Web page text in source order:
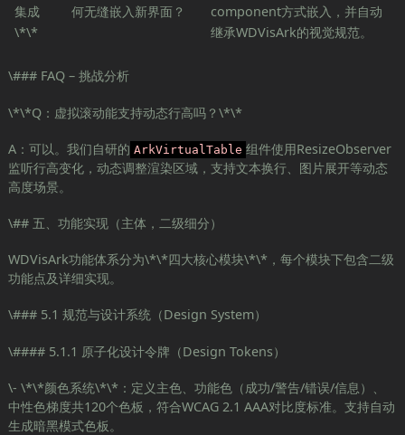
集成
\*\*
何无缝嵌入新界面？
component方式嵌入，并自动
继承WDVisArk的视觉规范。
\### FAQ – 挑战分析
\*\*Q：虚拟滚动能支持动态行高吗？\*\*
A：可以。我们自研的 ArkVirtualTable 组件使用ResizeObserver
监听行高变化，动态调整渲染区域，支持文本换行、图片展开等动态
高度场景。
\## 五、功能实现（主体，二级细分）
WDVisArk功能体系分为\*\*四大核心模块\*\*，每个模块下包含二级
功能点及详细实现。
\### 5.1 规范与设计系统（Design System）
\#### 5.1.1 原子化设计令牌（Design Tokens）
\- \*\*颜色系统\*\*：定义主色、功能色（成功/警告/错误/信息）、
中性色梯度共120个色板，符合WCAG 2.1 AAA对比度标准。支持自动
生成暗黑模式色板。